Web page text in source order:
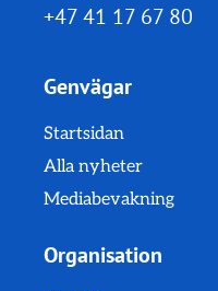
+47 41 17 67 80
Genvägar
Startsidan
Alla nyheter
Mediabevakning
Organisation